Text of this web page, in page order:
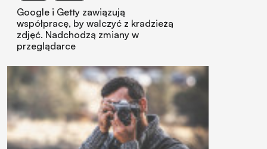
Google i Getty zawiązują
współpracę, by walczyć z kradzieżą
zdjęć. Nadchodzą zmiany w
przeglądarce